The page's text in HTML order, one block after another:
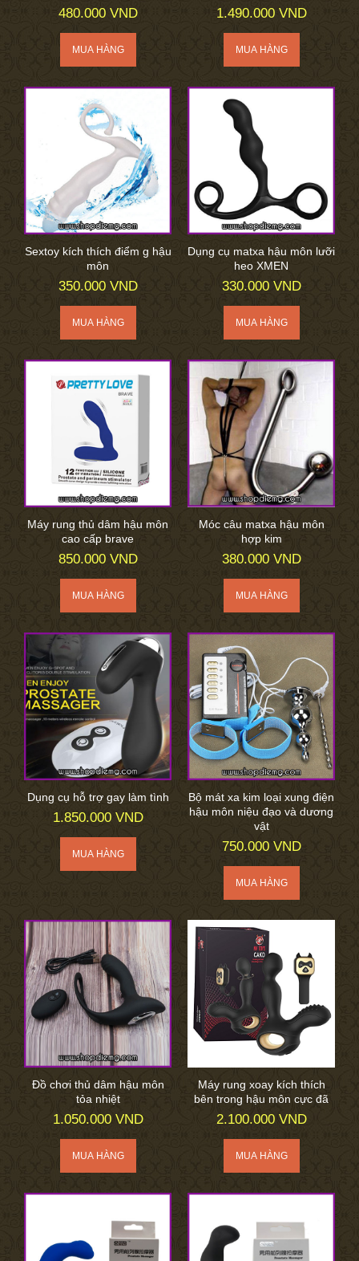
480.000 VND 1.490.000 VND
Sextoy kích thích điểm g hậu
môn
350.000 VND
Dụng cụ matxa hậu môn lưỡi
heo XMEN
330.000 VND
Máy rung thủ dâm hậu môn
cao cấp brave
850.000 VND
Móc câu matxa hậu môn
hợp kim
380.000 VND
Dụng cụ hỗ trợ gay làm tình
1.850.000 VND
Bộ mát xa kim loại xung điện
hậu môn niệu đạo và dương
vật
750.000 VND
Đồ chơi thủ dâm hậu môn
tỏa nhiệt
1.050.000 VND
Máy rung xoay kích thích
bên trong hậu môn cực đã
2.100.000 VND